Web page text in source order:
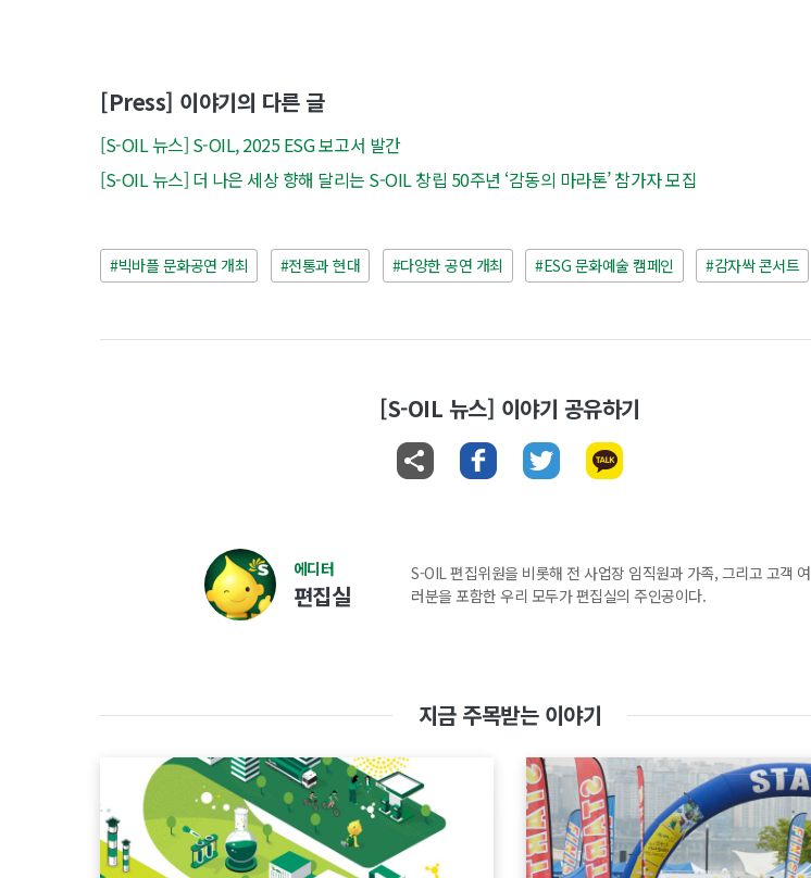
[Press] 이야기의 다른 글
[S-OIL 뉴스] S-OIL, 2025 ESG 보고서 발간
[S-OIL 뉴스] 더 나은 세상 향해 달리는 S-OIL 창립 50주년 ‘감동의 마라톤’ 참가자 모집
#빅바플 문화공연 개최 #전통과 현대 #다양한 공연 개최 #ESG 문화예술 캠페인 #감자싹 콘서트
[S-OIL 뉴스] 이야기 공유하기
에디터
편집실
S-OIL 편집위원을 비롯해 전 사업장 임직원과 가족, 그리고 고객 여
러분을 포함한 우리 모두가 편집실의 주인공이다.
지금 주목받는 이야기